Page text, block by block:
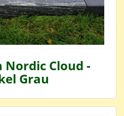
Cloud -
Grau